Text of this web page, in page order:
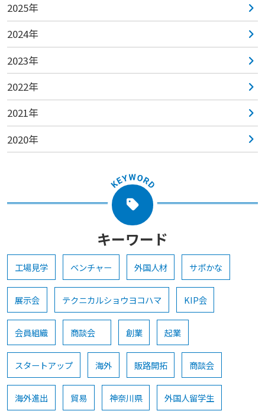
2025年
2024年
2023年
2022年
2021年
2020年
キーワード
工場見学 ベンチャー 外国人材 サポかな
展示会 テクニカルショウヨコハマ KIP会
会員組織 商談会 創業 起業
スタートアップ 海外 販路開拓 商談会
海外進出 貿易 神奈川県 外国人留学生